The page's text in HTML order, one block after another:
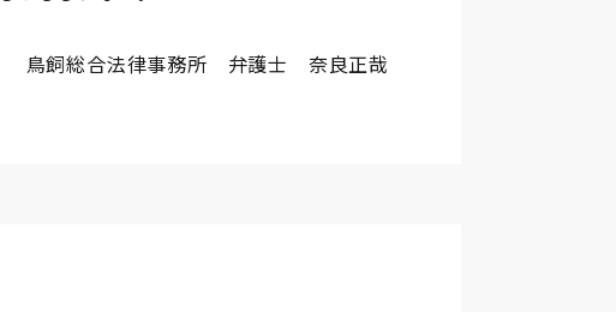
鳥飼総合法律事務所 弁護士 奈良正哉